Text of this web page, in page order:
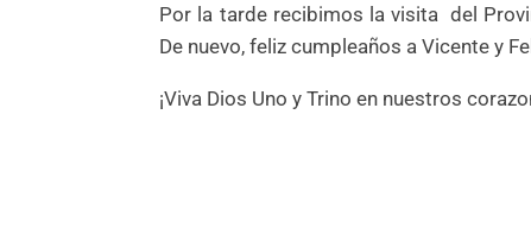
Por la tarde recibimos la visita del
De nuevo, feliz cumpleaños a Vicente y
¡Viva Dios Uno y Trino en nuestros